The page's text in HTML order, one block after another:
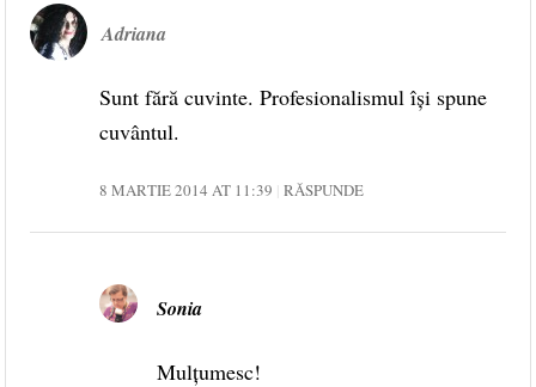
Adriana
Sunt fără cuvinte. Profesionalismul îşi spune
cuvântul.
8 MARTIE 2014 AT 11:39 RĂSPUNDE
Sonia
Mulțumesc!